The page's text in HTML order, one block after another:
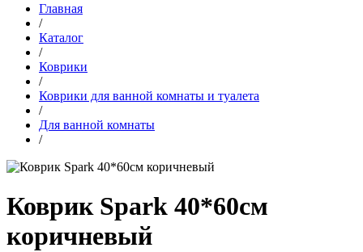
Главная
/
Каталог
/
Коврики
/
Коврики для ванной комнаты и туалета
/
Для ванной комнаты
/
Коврик Spark 40*60см
коричневый